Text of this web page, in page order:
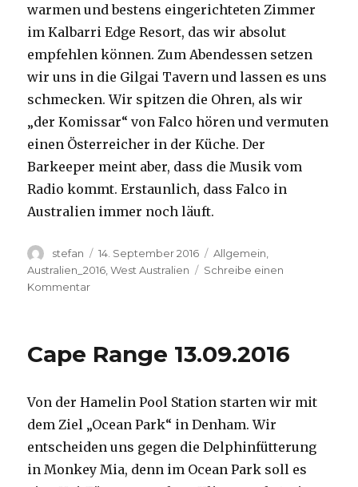
warmen und bestens eingerichteten Zimmer
im Kalbarri Edge Resort, das wir absolut
empfehlen können. Zum Abendessen setzen
wir uns in die Gilgai Tavern und lassen es uns
schmecken. Wir spitzen die Ohren, als wir
„der Komissar“ von Falco hören und vermuten
einen Österreicher in der Küche. Der
Barkeeper meint aber, dass die Musik vom
Radio kommt. Erstaunlich, dass Falco in
Australien immer noch läuft.
Autor
stefan
Veröffentlicht
am
14. September 2016 Kategorien
Allgemein
Australien_2016 ,West Australien
Schreibe einen
Kommentarzu
Cape Range 13.09.2016
Von der Hamelin Pool Station starten wir mit
dem Ziel „Ocean Park“ in Denham. Wir
entscheiden uns gegen die Delphinfütterung
in Monkey Mia, denn im Ocean Park soll es